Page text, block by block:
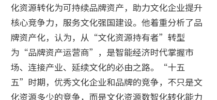
化资源转化为可持续品牌资产，助力文化企业提升
核心竞争力，服务文化强国建设。他着重分析了品
牌资产化，认为，从“文化资源持有者”转型
为“品牌资产运营商”，是智能经济时代掌握市
场、连接产业、延续文化的必由之路。“十五
五”时期，优秀文化企业和品牌的竞争，不只是文
化资源多少的竞争，而是文化资源数智化转化能力